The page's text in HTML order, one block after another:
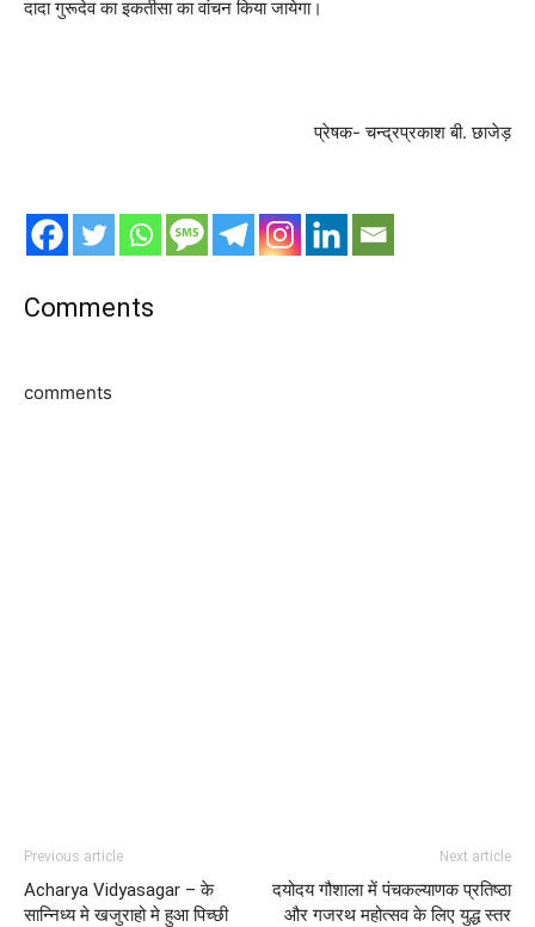
दादा गुरूदेव का इकतीसा का वांचन किया जायेगा।
प्रेषक- चन्द्रप्रकाश बी. छाजेड़
Comments
comments
Previous article
Acharya Vidyasagar – के
सान्निध्य मे खजुराहो मे हुआ पिच्छी
Next article
दयोदय गौशाला में पंचकल्याणक प्रतिष्ठा
और गजरथ महोत्सव के लिए युद्ध स्तर